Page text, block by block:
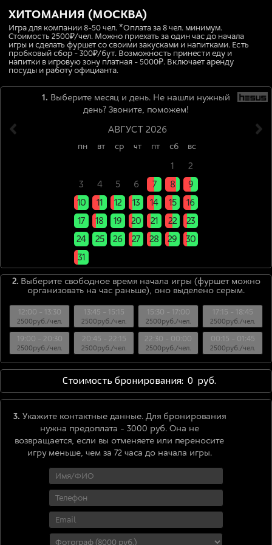
ХИТОМАНИЯ (МОСКВА)
Игра для компании 8-50 чел. *Оплата за 8 чел. минимум.
Стоимость 2500₽/чел. Можно приехать за один час до начала
игры и сделать фуршет со своими закусками и напитками. Есть
пробковый сбор - 300₽/бут. Возможность принести еду и
напитки в игровую зону платная - 5000₽. Включает аренду
посуды и работу официанта.
1. Выберите месяц и день. Не нашли нужный
день? Звоните, поможем!
АВГУСТ 2026
пн вт ср чт пт сб вс
1
2
3
4 5 6 7 8
9
10
11 12 13 14 15
16
17
18 19 20 21 22
23
24
25 26 27 28 29
30
31
2.Выберите свободное время начала игры (фуршет можно
организовать на час раньше), оно выделено серым.
12:00 - 13:30
2500руб./чел.
13:45 - 15:15
2500руб./чел.
15:30 - 17:00
2500руб./чел.
17:15 - 18:45
2500руб./чел.
19:00 - 20:30
2500руб./чел.
20:45 - 22:15
2500руб./чел.
22:30 - 00:00
2500руб./чел.
00:15 - 01:45
2500руб./чел.
Стоимость бронирования: 0 руб.
3. Укажите контактные данные. Для бронирования
нужна предоплата - 3000 руб. Она не
возвращается, если вы отменяете или переносите
игру меньше, чем за 72 часа до начала игры.